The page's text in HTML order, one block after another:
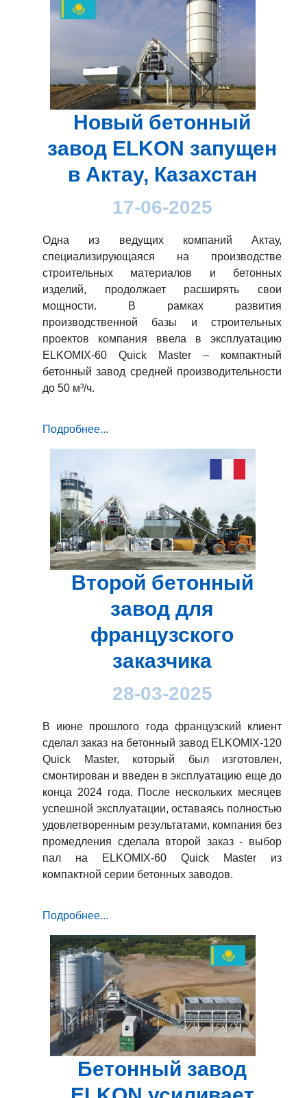
Новый бетонный
завод ELKON запущен
в Актау, Казахстан
17-06-2025
Одна из ведущих компаний Актау,
специализирующаяся на производстве
строительных материалов и бетонных
изделий, продолжает расширять свои
мощности. В рамках развития
производственной базы и строительных
проектов компания ввела в эксплуатацию
ELKOMIX-60 Quick Master – компактный
бетонный завод средней производительности
до 50 м³/ч.
Подробнее...
Второй бетонный
завод для
французского
заказчика
28-03-2025
В июне прошлого года французский клиент
сделал заказ на бетонный завод ELKOMIX-120
Quick Master, который был изготовлен,
смонтирован и введен в эксплуатацию еще до
конца 2024 года. После нескольких месяцев
успешной эксплуатации, оставаясь полностью
удовлетворенным результатами, компания без
промедления сделала второй заказ - выбор
пал на ELKOMIX-60 Quick Master из
компактной серии бетонных заводов.
Подробнее...
Бетонный завод